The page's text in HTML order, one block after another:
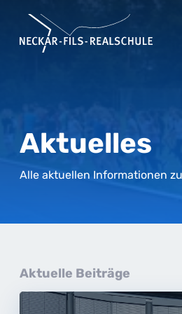
Aktuelles
Alle aktuellen Informationen
Aktuelle Beiträge